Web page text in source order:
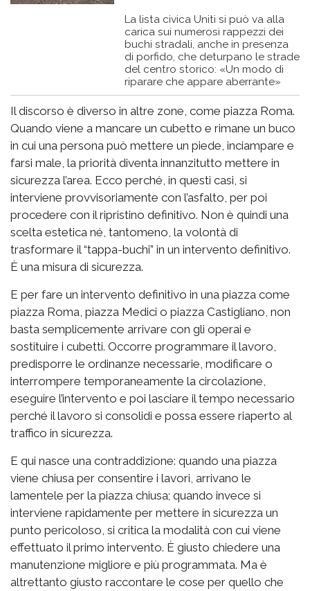
La lista civica Uniti si può va alla
carica sui numerosi rappezzi dei
buchi stradali, anche in presenza
di porfido, che deturpano le strade
del centro storico: «Un modo di
riparare che appare aberrante»
Il discorso è diverso in altre zone, come piazza Roma.
Quando viene a mancare un cubetto e rimane un buco
in cui una persona può mettere un piede, inciampare e
farsi male, la priorità diventa innanzitutto mettere in
sicurezza l’area. Ecco perché, in questi casi, si
interviene provvisoriamente con l’asfalto, per poi
procedere con il ripristino definitivo. Non è quindi una
scelta estetica né, tantomeno, la volontà di
trasformare il “tappa-buchi” in un intervento definitivo.
È una misura di sicurezza.
E per fare un intervento definitivo in una piazza come
piazza Roma, piazza Medici o piazza Castigliano, non
basta semplicemente arrivare con gli operai e
sostituire i cubetti. Occorre programmare il lavoro,
predisporre le ordinanze necessarie, modificare o
interrompere temporaneamente la circolazione,
eseguire l’intervento e poi lasciare il tempo necessario
perché il lavoro si consolidi e possa essere riaperto al
traffico in sicurezza.
E qui nasce una contraddizione: quando una piazza
viene chiusa per consentire i lavori, arrivano le
lamentele per la piazza chiusa; quando invece si
interviene rapidamente per mettere in sicurezza un
punto pericoloso, si critica la modalità con cui viene
effettuato il primo intervento. È giusto chiedere una
manutenzione migliore e più programmata. Ma è
altrettanto giusto raccontare le cose per quello che